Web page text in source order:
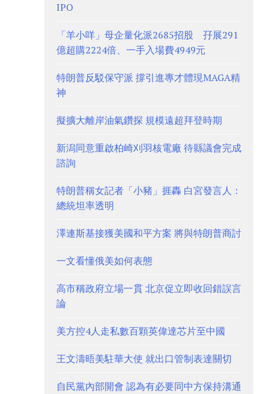
IPO
「羊小咩」母企量化派2685招股 孖展291
億超購2224倍、一手入場費4949元
特朗普反駁保守派 撐引進專才體現MAGA精
神
擬擴大離岸油氣鑽探 規模遠超拜登時期
新潟同意重啟柏崎刈羽核電廠 待縣議會完成
諮詢
特朗普稱女記者「小豬」捱轟 白宮發言人：
總統坦率透明
澤連斯基接獲美國和平方案 將與特朗普商討
一文看懂俄美如何表態
高市稱政府立場一貫 北京促立即收回錯誤言
論
美方控4人走私數百顆英偉達芯片至中國
王文濤晤美駐華大使 就出口管制表達關切
自民黨內部開會 認為有必要同中方保持溝通